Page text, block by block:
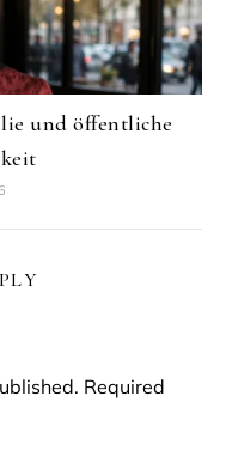
und öffentliche
Required